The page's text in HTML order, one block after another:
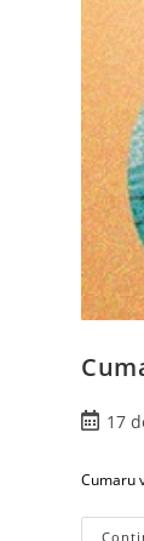
17
Cumaru